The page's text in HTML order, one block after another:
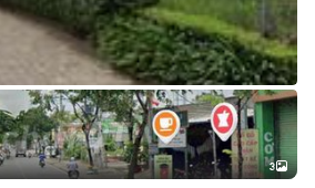
3